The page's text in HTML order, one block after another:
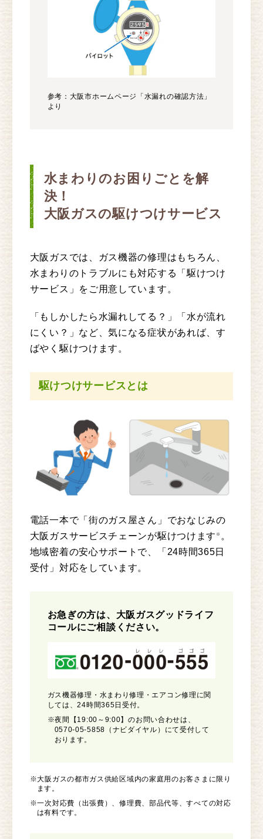
参考：大阪市ホームページ「水漏れの確認方法」
より
水まわりのお困りごとを解
決！
大阪ガスの駆けつけサービス
大阪ガスでは、ガス機器の修理はもちろん、
水まわりのトラブルにも対応する「駆けつけ
サービス」をご用意しています。
「もしかしたら水漏れしてる？」「水が流れ
にくい？」など、気になる症状があれば、す
ばやく駆けつけます。
駆けつけサービスとは
電話一本で「街のガス屋さん」でおなじみの
大阪ガスサービスチェーンが駆けつけます ※ 。
地域密着の安心サポートで、「24時間365日
受付」対応をしています。
お急ぎの方は、大阪ガスグッドライフ
コールにご相談ください。
ガス機器修理・水まわり修理・エアコン修理に関
しては、24時間365日受付。
※夜間【19:00～9:00】のお問い合わせは、
0570-05-5858（ナビダイヤル）にて受付して
おります。
※大阪ガスの都市ガス供給区域内の家庭用のお客さまに限り
ます。
※一次対応費（出張費）、修理費、部品代等、すべての対応
は有料です。